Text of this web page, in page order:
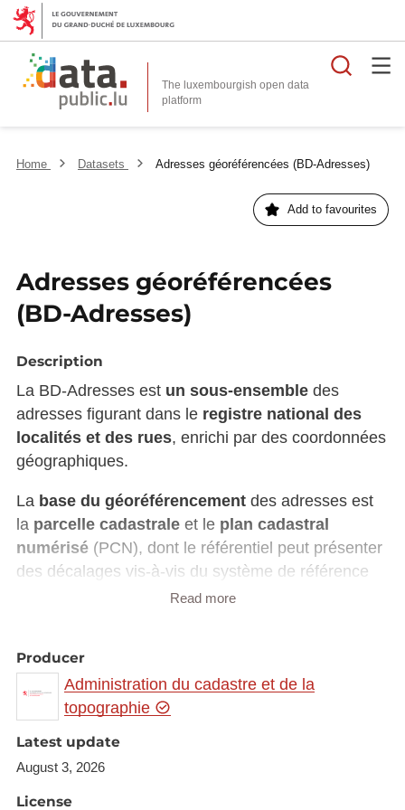
The luxembourgish open data
platform
Home Datasets Adresses géoréférencées (BD-Adresses)
Add to favourites
Adresses géoréférencées
(BD-Adresses)
Description
La BD-Adresses est un sous-ensembledes
adresses figurant dans le registre national des
localités et des rues, enrichi par des coordonnées
géographiques.
La base du géoréférencementdes adresses est
la parcelle cadastraleet le plan cadastral
numérisé(PCN), dont le référentiel peut présenter
des décalages vis-à-vis du système de référence
LUREF (Luxembourg Reference Frame).
avoir comme origine:
un placement manuel
un calcul automatisé (soit au géocentre
d'une parcelle cadastrale, soit au
géocentre du plus grand bâtiment situé sur
Read more
Producer
Administration du cadastre et de la
topographie
Latest update
August 3, 2026
License